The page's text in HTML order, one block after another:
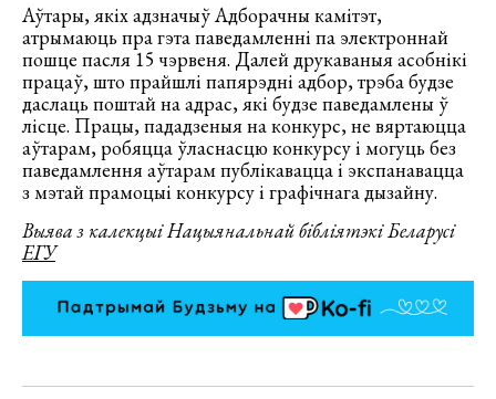
Аўтары, якіх адзначыў Адборачны камітэт,
атрымаюць пра гэта паведамленні па электроннай
пошце пасля 15 чэрвеня. Далей друкаваныя асобнікі
працаў, што прайшлі папярэдні адбор, трэба будзе
даслаць поштай на адрас, які будзе паведамлены ў
лісце. Працы, пададзеныя на конкурс, не вяртаюцца
аўтарам, робяцца ўласнасцю конкурсу і могуць без
паведамлення аўтарам публікавацца і экспанавацца
з мэтай прамоцыі конкурсу і графічнага дызайну.
Выява з калекцыі Нацыянальнай бібліятэкі Беларусі
ЕГУ